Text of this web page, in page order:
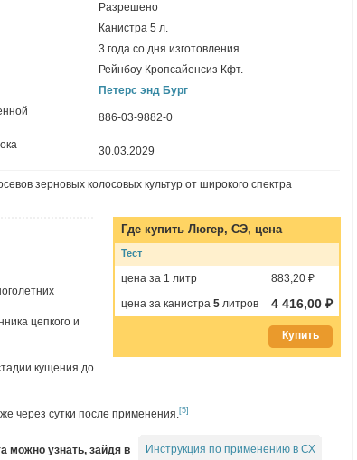
Разрешено
Канистра 5 л.
3 года со дня изготовления
Рейнбоу Кропсайенсиз Кфт.
Петерс энд Бург
886-03-9882-0
30.03.2029
зерновых колосовых культур от широкого спектра
Где купить Люгер, СЭ, цена
Тест
цена за 1 литр
883,20 ₽
цена за канистра 5 литров 4 416,00 ₽
Купить
цепкого и
кущения до
через сутки после применения.[5]
можно узнать, зайдя в Инструкция по применению в СХ